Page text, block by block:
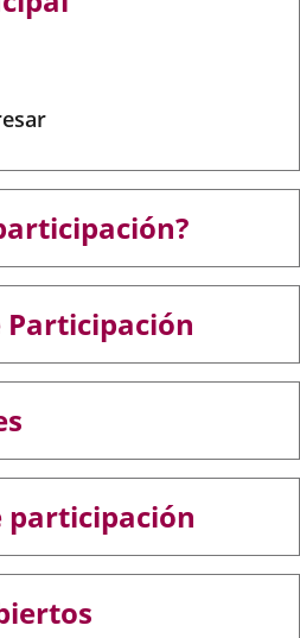
Participación
participación